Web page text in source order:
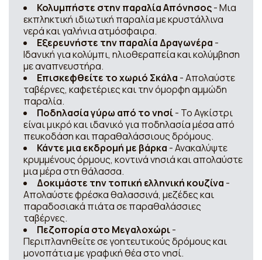
Κολυμπήστε στην παραλία Απόνησος- Μια
εκπληκτική ιδιωτική παραλία με κρυστάλλινα
νερά και γαλήνια ατμόσφαιρα.
Εξερευνήστε την παραλία Δραγωνέρα -
Ιδανική για κολύμπι, ηλιοθεραπεία και κολύμβηση
με αναπνευστήρα.
Επισκεφθείτε το χωριό Σκάλα - Απολαύστε
ταβέρνες, καφετέριες και την όμορφη αμμώδη
παραλία.
Ποδηλασία γύρω από το νησί- Το Αγκίστρι
είναι μικρό και ιδανικό για ποδηλασία μέσα από
πευκοδάση και παραθαλάσσιους δρόμους.
Κάντε μια εκδρομή με βάρκα - Ανακαλύψτε
κρυμμένους όρμους, κοντινά νησιά και απολαύστε
μια μέρα στη θάλασσα.
Δοκιμάστε την τοπική ελληνική κουζίνα -
Απολαύστε φρέσκα θαλασσινά, μεζέδες και
παραδοσιακά πιάτα σε παραθαλάσσιες
ταβέρνες.
Πεζοπορία στο Μεγαλοχώρι-
Περιπλανηθείτε σε γοητευτικούς δρόμους και
μονοπάτια με γραφική θέα στο νησί.